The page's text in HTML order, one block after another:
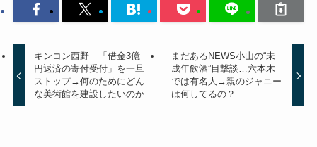
キンコン西野 「借金3億
円返済の寄付受付」を一旦
ストップ→何のためにどん
な美術館を建設したいのか
まだあるNEWS小山の“未
成年飲酒”目撃談…六本木
では有名人→親のジャニー
は何してるの？